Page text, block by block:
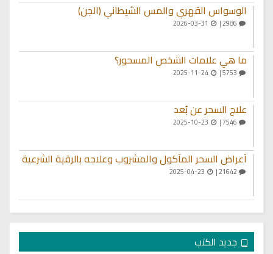
الوسواس القهري والمس الشيطاني (الجن)
ما هي علامات الشخص المسحور؟
2025-11-24
علاج السحر عن بُعد
أعراض السحر المأكول والمشروب وعلاجه بالرقية الشرعية
جديد الكتب